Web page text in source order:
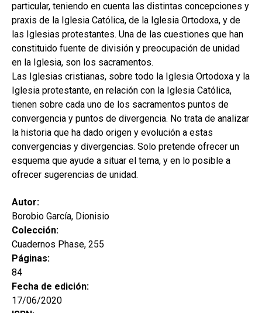
ESP
particular, teniendo en cuenta las distintas concepciones y
praxis de la Iglesia Católica, de la Iglesia Ortodoxa, y de
las Iglesias protestantes. Una de las cuestiones que han
constituido fuente de división y preocupación de unidad
en la Iglesia, son los sacramentos.
Las Iglesias cristianas, sobre todo la Iglesia Ortodoxa y la
Iglesia protestante, en relación con la Iglesia Católica,
tienen sobre cada uno de los sacramentos puntos de
convergencia y puntos de divergencia. No trata de analizar
la historia que ha dado origen y evolución a estas
convergencias y divergencias. Solo pretende ofrecer un
esquema que ayude a situar el tema, y en lo posible a
ofrecer sugerencias de unidad.
Autor:
Borobio García, Dionisio
Colección:
Cuadernos Phase, 255
Páginas:
84
Fecha de edición:
17/06/2020